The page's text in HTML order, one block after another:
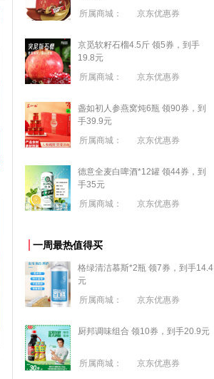
所属商城：
京东优惠券
京觅软籽石榴4.5斤 领5券，到手
19.8元
所属商城：
京东优惠券
盏如初人参燕窝炖6瓶 领90券，到
手39.9元
所属商城：
京东优惠券
德意全麦白啤酒*12罐 领44券，到
手35元
所属商城：
京东优惠券
一周最热值得买
格绿清洁慕斯*2瓶 领7券，到手14.4
元
所属商城：
京东优惠券
厨邦调味组合 领10券，到手20.9元
所属商城： 京东优惠券